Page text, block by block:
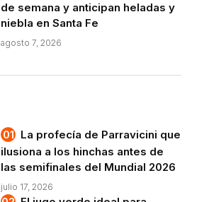
de semana y anticipan heladas y
niebla en Santa Fe
agosto 7, 2026
La profecía de Parravicini que
ilusiona a los hinchas antes de
las semifinales del Mundial 2026
julio 17, 2026